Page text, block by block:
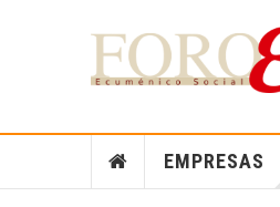
EMPRESAS